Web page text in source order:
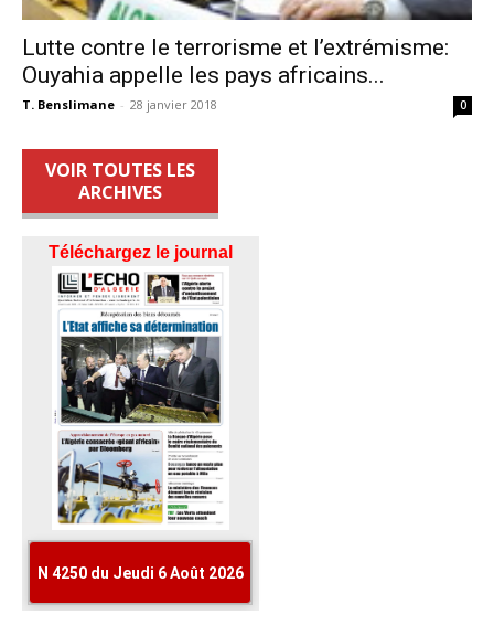
Lutte contre le terrorisme et l’extrémisme:
Ouyahia appelle les pays africains...
T. Benslimane - 28 janvier 2018 0
VOIR TOUTES LES
ARCHIVES